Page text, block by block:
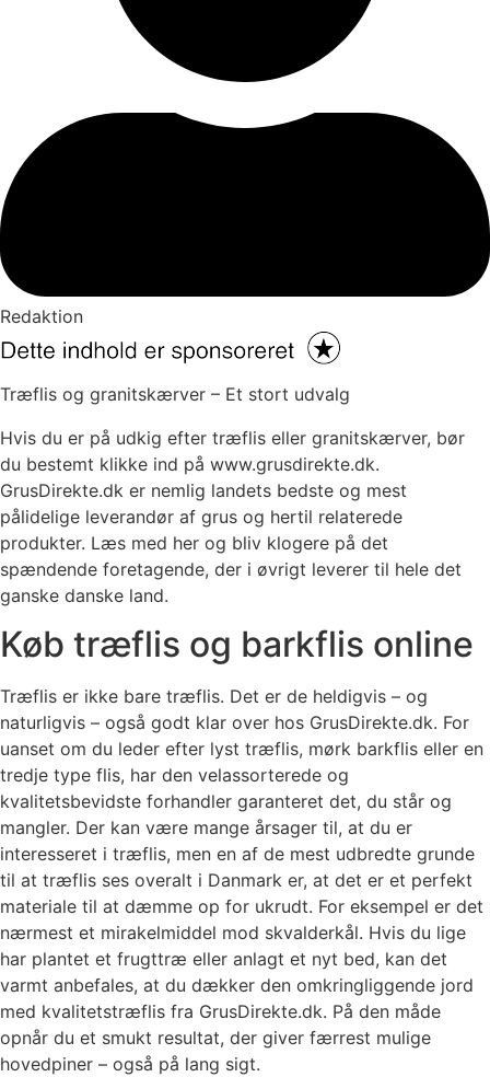
Redaktion
Træflis og granitskærver – Et stort udvalg
Hvis du er på udkig efter træflis eller granitskærver, bør
du bestemt klikke ind på www.grusdirekte.dk.
GrusDirekte.dk er nemlig landets bedste og mest
pålidelige leverandør af grus og hertil relaterede
produkter. Læs med her og bliv klogere på det
spændende foretagende, der i øvrigt leverer til hele det
ganske danske land.
Køb træflis og barkflis online
Træflis er ikke bare træflis. Det er de heldigvis – og
naturligvis – også godt klar over hos GrusDirekte.dk. For
uanset om du leder efter lyst træflis, mørk barkflis eller en
tredje type flis, har den velassorterede og
kvalitetsbevidste forhandler garanteret det, du står og
mangler. Der kan være mange årsager til, at du er
interesseret i træflis, men en af de mest udbredte grunde
til at træflis ses overalt i Danmark er, at det er et perfekt
materiale til at dæmme op for ukrudt. For eksempel er det
nærmest et mirakelmiddel mod skvalderkål. Hvis du lige
har plantet et frugttræ eller anlagt et nyt bed, kan det
varmt anbefales, at du dækker den omkringliggende jord
med kvalitetstræflis fra GrusDirekte.dk. På den måde
opnår du et smukt resultat, der giver færrest mulige
hovedpiner – også på lang sigt.